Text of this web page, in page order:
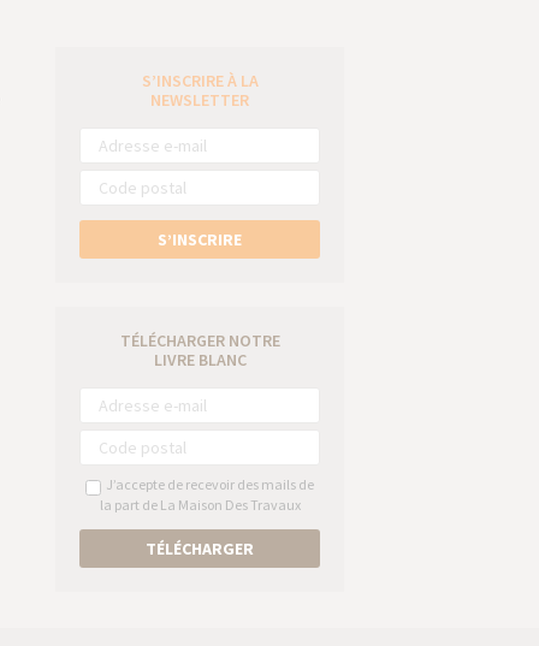
S’INSCRIRE À LA
NEWSLETTER
S’INSCRIRE
TÉLÉCHARGER NOTRE
LIVRE BLANC
J’accepte de recevoir des mails de
la part de La Maison Des Travaux
TÉLÉCHARGER